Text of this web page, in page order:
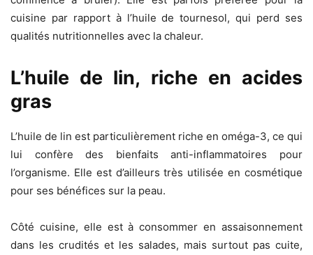
cuisine par rapport à l’huile de tournesol, qui perd ses
qualités nutritionnelles avec la chaleur.
L’huile de lin, riche en acides
gras
L’huile de lin est particulièrement riche en oméga-3, ce qui
lui confère des bienfaits anti-inflammatoires pour
l’organisme. Elle est d’ailleurs très utilisée en cosmétique
pour ses bénéfices sur la peau.
Côté cuisine, elle est à consommer en assaisonnement
dans les crudités et les salades, mais surtout pas cuite,